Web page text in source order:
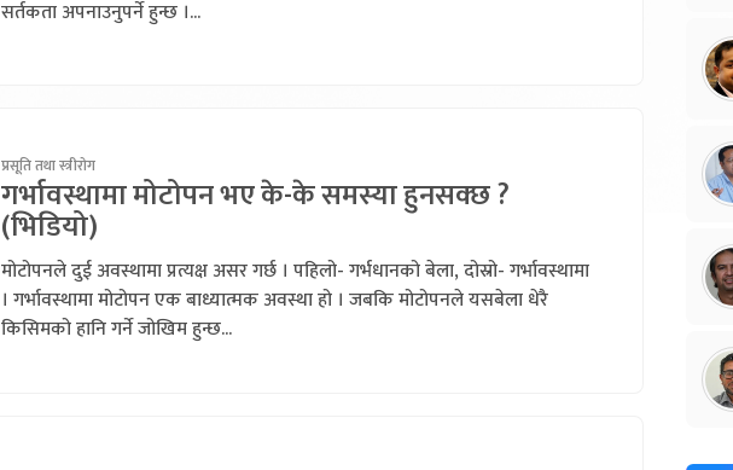
सर्तकता अपनाउनुपर्ने हुन्छ ।...
प्रसूति तथा स्त्रीरोग
गर्भावस्थामा मोटोपन भए के-के समस्या हुनसक्छ ?
(भिडियो)
मोटोपनले दुई अवस्थामा प्रत्यक्ष असर गर्छ । पहिलो- गर्भधानको बेला, दोस्रो- गर्भावस्थामा
। गर्भावस्थामा मोटोपन एक बाध्यात्मक अवस्था हो । जबकि मोटोपनले यसबेला धेरै
किसिमको हानि गर्ने जोखिम हुन्छ...